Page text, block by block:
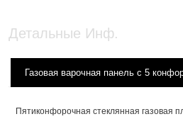
Детальные Инф.
Газовая варочная панель с 5
Пятиконфорочная стеклянная газовая